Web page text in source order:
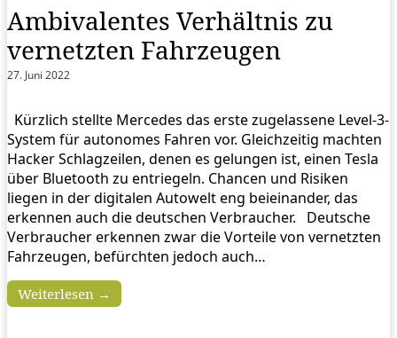
Ambivalentes Verhältnis zu
vernetzten Fahrzeugen
27. Juni 2022
Kürzlich stellte Mercedes das erste zugelassene Level-3-
System für autonomes Fahren vor. Gleichzeitig machten
Hacker Schlagzeilen, denen es gelungen ist, einen Tesla
über Bluetooth zu entriegeln. Chancen und Risiken
liegen in der digitalen Autowelt eng beieinander, das
erkennen auch die deutschen Verbraucher. Deutsche
Verbraucher erkennen zwar die Vorteile von vernetzten
Fahrzeugen, befürchten jedoch auch…
Weiterlesen →